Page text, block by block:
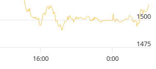
16:00 0:00
1475
1500